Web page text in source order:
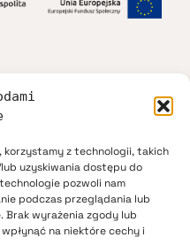
korzystamy z technologii, takich
uzyskiwania dostępu do
pozwoli nam
podczas przeglądania lub
wyrażenia zgody lub
na niektóre cechy i